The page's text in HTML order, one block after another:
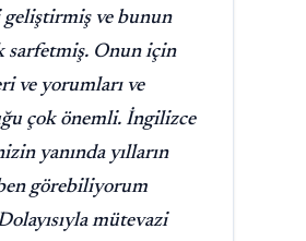
ve bunun
sarfetmiş. Onun için
ve yorumları ve
çok önemli. İngilizce
yanında yılların
görebiliyorum
Dolayısıyla mütevazi